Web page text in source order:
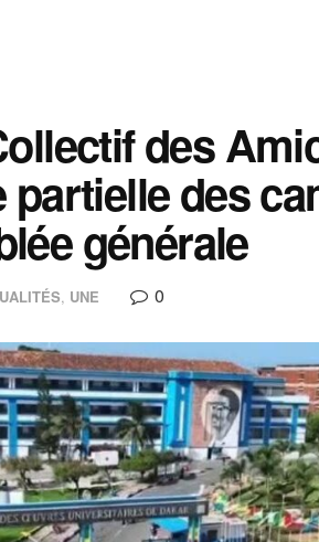
des
des
générale
, UNE 0